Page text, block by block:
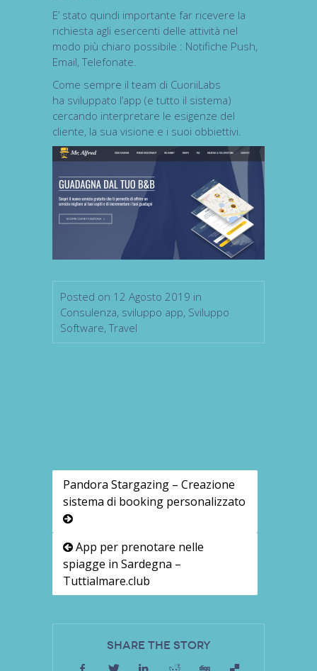
E’ stato quindi importante far ricevere la
richiesta agli esercenti delle attività nel
modo più chiaro possibile : Notifiche Push,
Email, Telefonate.
Come sempre il team di CuoriiLabs
ha sviluppato l’app (e tutto il sistema)
cercando interpretare le esigenze del
cliente, la sua visione e i suoi obbiettivi.
Posted on 12 Agosto 2019 in
Consulenza, sviluppo app, Sviluppo
Software,Travel
Pandora Stargazing – Creazione
sistema di booking personalizzato
App per prenotare nelle
spiagge in Sardegna –
Tuttialmare.club
Share the Story